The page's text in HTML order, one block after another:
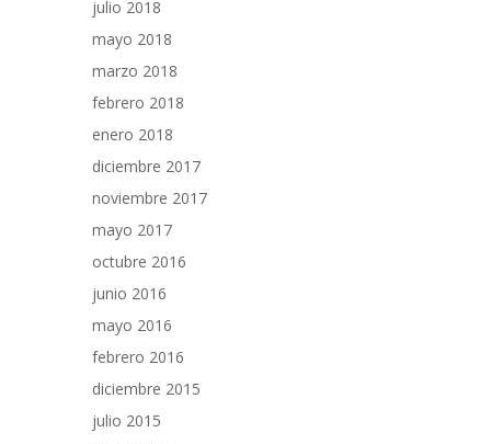
julio 2018
mayo 2018
marzo 2018
febrero 2018
enero 2018
diciembre 2017
noviembre 2017
mayo 2017
octubre 2016
junio 2016
mayo 2016
febrero 2016
diciembre 2015
julio 2015